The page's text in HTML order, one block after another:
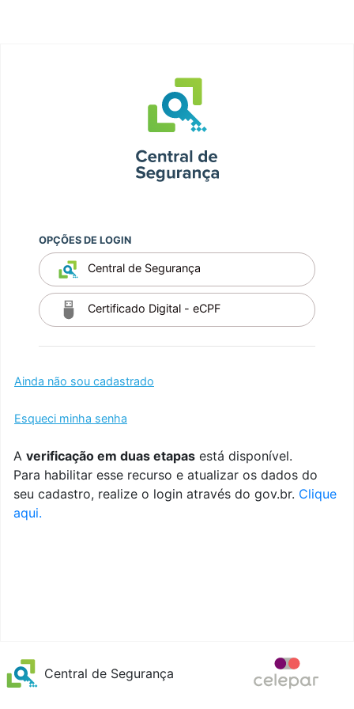
OPÇÕES DE LOGIN
Central de Segurança
Certificado Digital - eCPF
Ainda não sou cadastrado
Esqueci minha senha
A verificação em duas etapas está disponível.
Para habilitar esse recurso e atualizar os dados do
seu cadastro, realize o login através do gov.br. Clique
aqui.
Central de Segurança